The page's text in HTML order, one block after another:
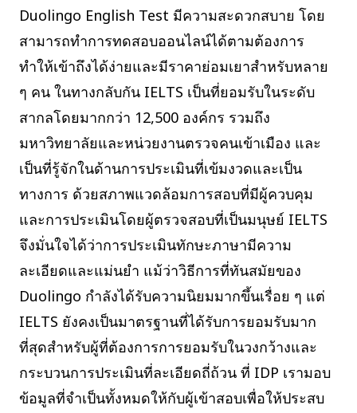
Duolingo English Test มีความสะดวกสบาย โดย
สามารถทำการทดสอบออนไลน์ได้ตามต้องการ
ทำให้เข้าถึงได้ง่ายและมีราคาย่อมเยาสำหรับหลาย
ๆ คน ในทางกลับกัน IELTS เป็นที่ยอมรับในระดับ
สากลโดยมากกว่า 12,500 องค์กร รวมถึง
มหาวิทยาลัยและหน่วยงานตรวจคนเข้าเมือง และ
เป็นที่รู้จักในด้านการประเมินที่เข้มงวดและเป็น
ทางการ ด้วยสภาพแวดล้อมการสอบที่มีผู้ควบคุม
และการประเมินโดยผู้ตรวจสอบที่เป็นมนุษย์ IELTS
จึงมั่นใจได้ว่าการประเมินทักษะภาษามีความ
ละเอียดและแม่นยำ แม้ว่าวิธีการที่ทันสมัยของ
Duolingo กำลังได้รับความนิยมมากขึ้นเรื่อย ๆ แต่
IELTS ยังคงเป็นมาตรฐานที่ได้รับการยอมรับมาก
ที่สุดสำหรับผู้ที่ต้องการการยอมรับในวงกว้างและ
กระบวนการประเมินที่ละเอียดถี่ถ้วน ที่ IDP เรามอบ
ข้อมูลที่จำเป็นทั้งหมดให้กับผู้เข้าสอบเพื่อให้ประสบ